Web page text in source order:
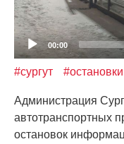
00:00
#сургут #остановки
Администрация
автотранспортных
остановок